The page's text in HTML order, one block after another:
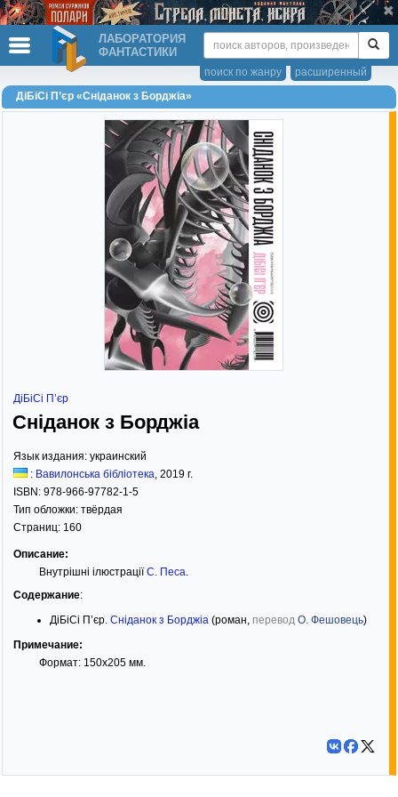
ЛАБОРАТОРИЯ
ФАНТАСТИКИ
расширенный
поиск по жанру
ДіБіСі П’єр «Сніданок з Борджіа»
ДіБіСі П’єр
Сніданок з Борджіа
Язык издания: украинский
: Вавилонська бібліотека, 2019 г.
ISBN: 978-966-97782-1-5
Тип обложки: твёрдая
Страниц: 160
Описание:
Внутрішні ілюстраціїС. Песа.
Содержание:
ДіБіСі П’єр. Сніданок з Борджіа (роман, перевод О. Фешовець)
Примечание:
Формат: 150х205 мм.